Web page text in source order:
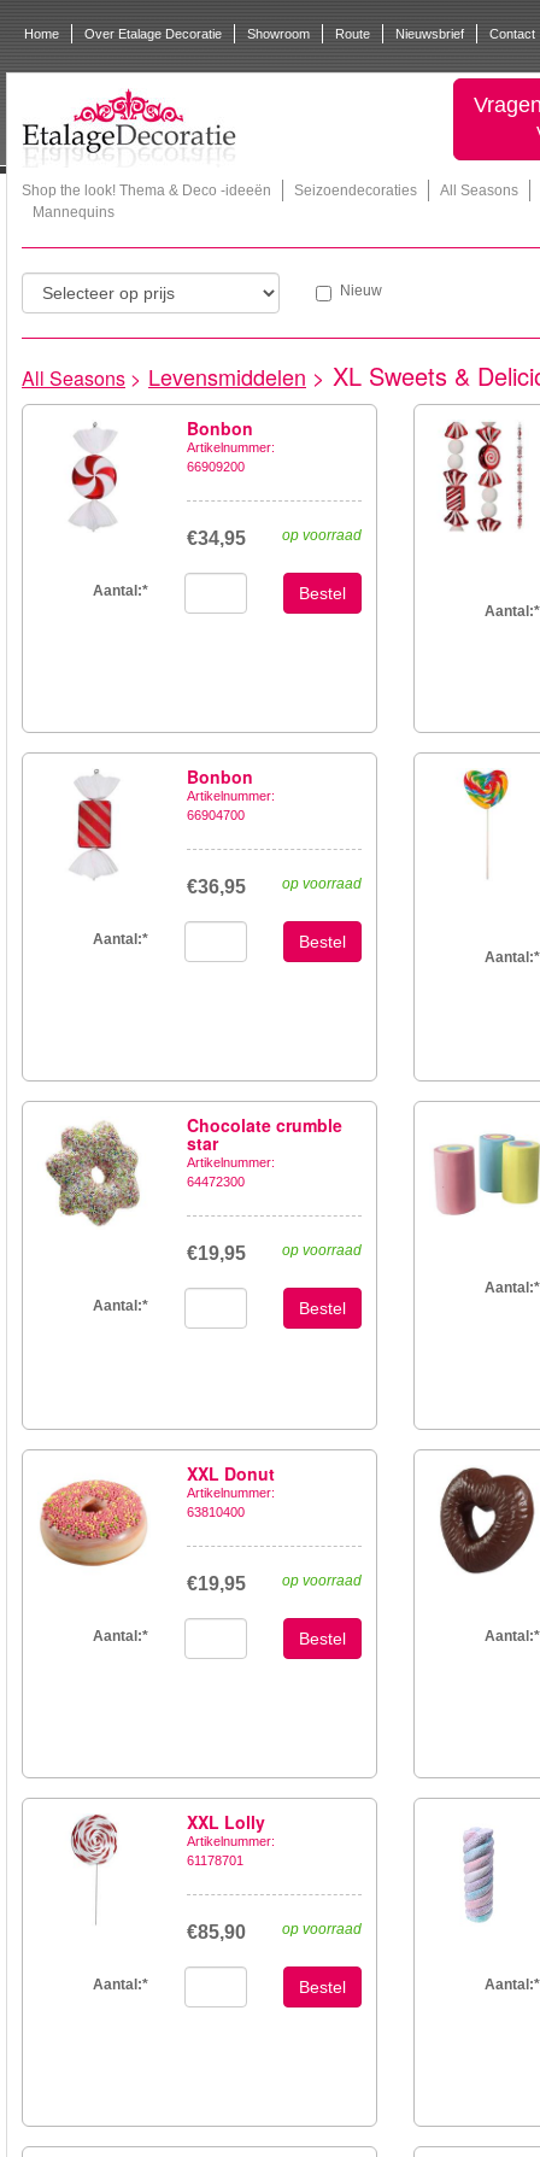
Home Over Etalage Decoratie Showroom Route Nieuwsbrief Contact
Shop the look! Thema & Deco -ideeën Seizoendecoraties
All Seasons
Mannequins
Nieuw
All Seasons > Levensmiddelen > XL Sweets &
Bonbon
Artikelnummer:
66909200
op voorraad
€34,95
Aantal:* Bestel
Aantal:*
Bonbon
Artikelnummer:
66904700
op voorraad
€36,95
Aantal:* Bestel
Aantal:*
Chocolate crumble
star
Artikelnummer:
64472300
op voorraad
€19,95
Aantal:* Bestel
Aantal:*
XXL Donut
Artikelnummer:
63810400
op voorraad
€19,95
Aantal:* Bestel Aantal:*
XXL Lolly
Artikelnummer:
61178701
op voorraad
€85,90
Aantal:* Bestel Aantal:*